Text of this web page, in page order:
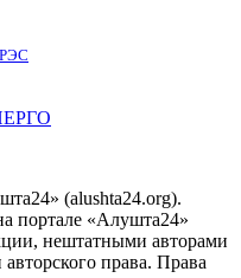
(alushta24.org).
портале «Алушта24»
нештатными авторами
права. Права